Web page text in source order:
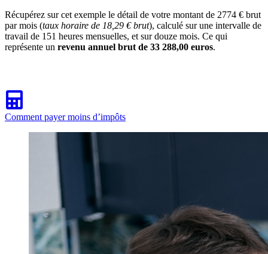
Récupérez sur cet exemple le détail de votre montant de 2774 € brut
par mois (taux horaire de 18,29 € brut), calculé sur une intervalle de
travail de 151 heures mensuelles, et sur douze mois. Ce qui
représente un revenu annuel brut de 33 288,00 euros.
Comment payer moins d’impôts